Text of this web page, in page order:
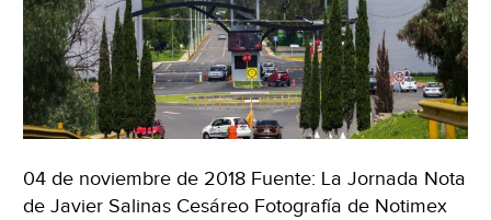
de
Toluca)
04 de noviembre de 2018 Fuente: La Jornada Nota
de Javier Salinas Cesáreo Fotografía de Notimex